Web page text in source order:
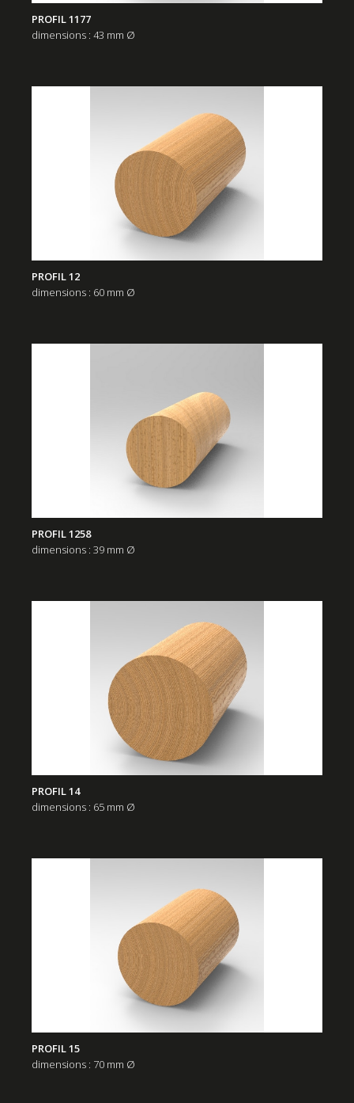
PROFIL 1177
dimensions : 43 mm Ø
PROFIL 12
dimensions : 60 mm Ø
PROFIL 1258
dimensions : 39 mm Ø
PROFIL 14
dimensions : 65 mm Ø
PROFIL 15
dimensions : 70 mm Ø